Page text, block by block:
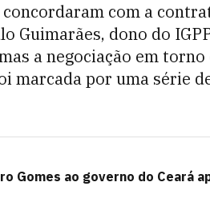
com a
Guimarães, dono do
a negociação em
marcada por uma série
Gomes ao governo do Ceará